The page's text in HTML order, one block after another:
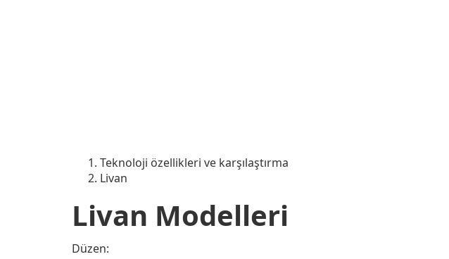
Teknoloji özellikleri ve karşılaştırma
Livan
Livan Modelleri
Düzen: